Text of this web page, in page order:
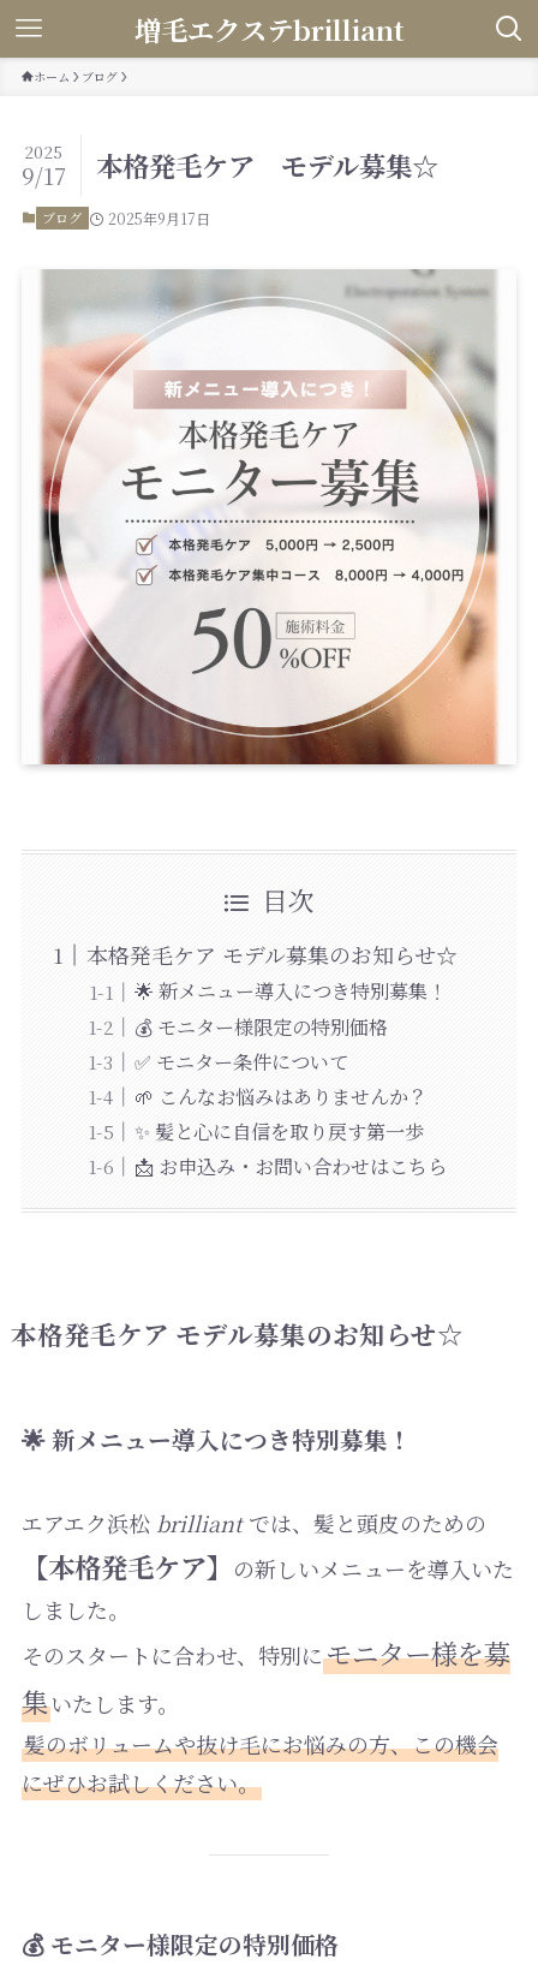
増毛エクステbrilliant
ホーム ブログ
本格発毛ケア モデル募集☆
2025
9/17
ブログ 2025年9月17日
目次
本格発毛ケア モデル募集のお知らせ☆
🌟 新メニュー導入につき特別募集！
💰 モニター様限定の特別価格
✅ モニター条件について
🌱 こんなお悩みはありませんか？
✨ 髪と心に自信を取り戻す第一歩
📩 お申込み・お問い合わせはこちら
本格発毛ケア モデル募集のお知らせ☆
🌟 新メニュー導入につき特別募集！
エアエク浜松 brilliantでは、髪と頭皮のための
【本格発毛ケア】
の新しいメニューを導入いた
しました。
そのスタートに合わせ、特別にモニター様を募
集いたします。
髪のボリュームや抜け毛にお悩みの方、この機会
にぜひお試しください。
💰 モニター様限定の特別価格